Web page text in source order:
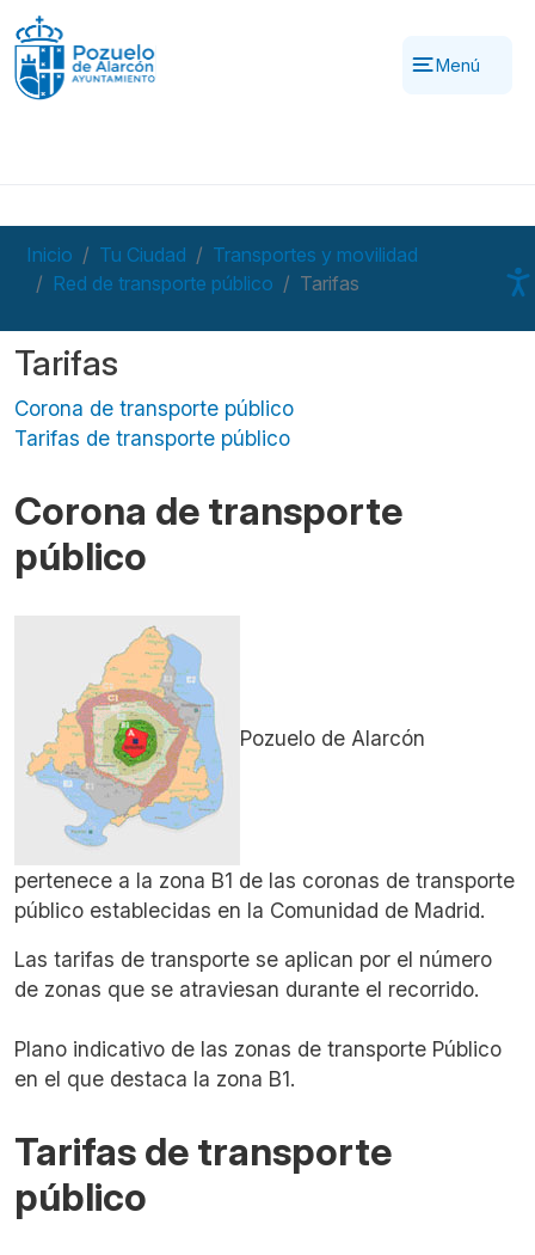
Pasar al contenido principal
Menú
Inicio Tu Ciudad
Transportes y movilidad
Red de transporte público
Tarifas
Tarifas
Corona de transporte público
Tarifas de transporte público
Corona de transporte
público
Pozuelo de Alarcón
pertenece a la zona B1 de las coronas de transporte
público establecidas en la Comunidad de Madrid.
Las tarifas de transporte se aplican por el número
de zonas que se atraviesan durante el recorrido.
Plano indicativo de las zonas de transporte Público
en el que destaca la zona B1.
Tarifas de transporte
público